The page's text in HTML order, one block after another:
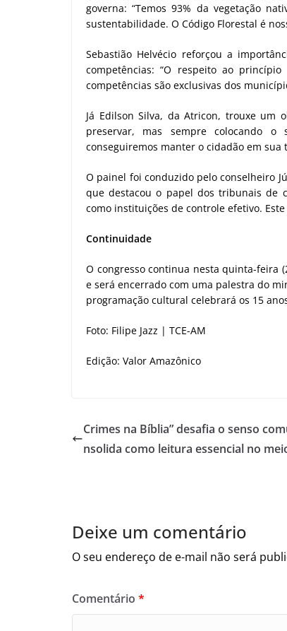
governa: “Temos 93% da vegetação
sustentabilidade. O Código Florestal é
Sebastião Helvécio reforçou a
competências: “O respeito ao
competências são exclusivas dos
Já Edilson Silva, da Atricon, trouxe um
preservar, mas sempre colocando o
conseguiremos manter o cidadão em
O painel foi conduzido pelo conselheiro
que destacou o papel dos tribunais de
como instituições de controle efetivo.
Continuidade
O congresso continua nesta quinta-feira
e será encerrado com uma palestra do
programação cultural celebrará os 15
Foto: Filipe Jazz | TCE-AM
Edição: Valor Amazônico
Crimes na Bíblia” desafia o senso
nsolida como leitura essencial no
Deixe um comentário
O seu endereço de e-mail não será
Comentário *